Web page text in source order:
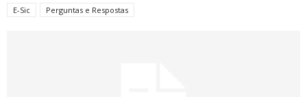
E-Sic Perguntas e Respostas